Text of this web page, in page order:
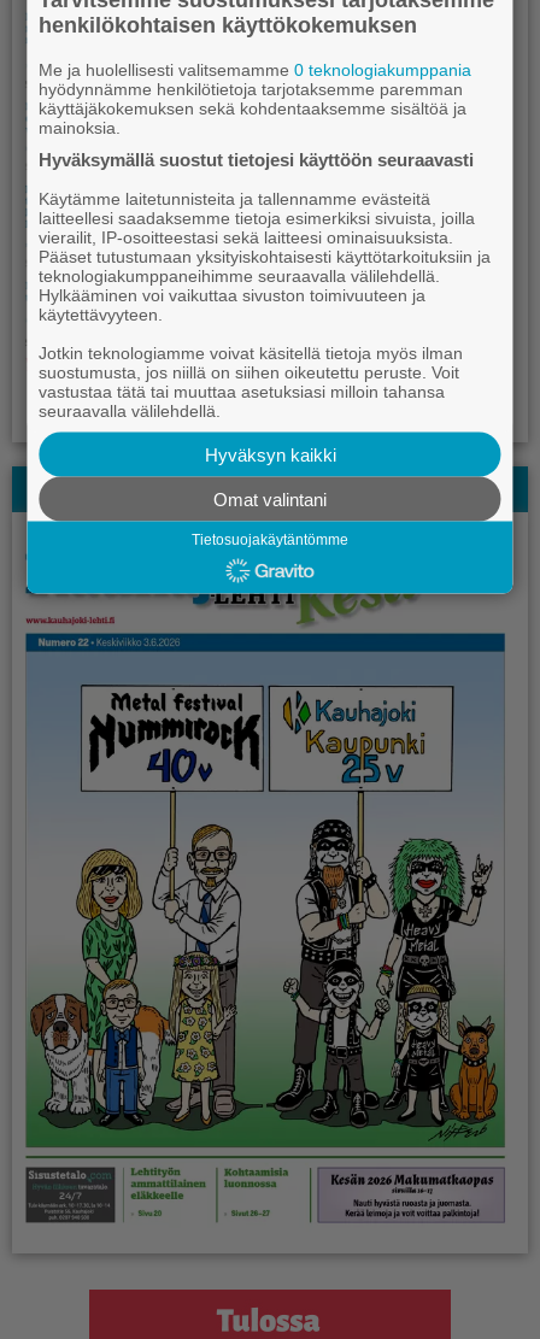
Kauhajoki-lehden Kesälehti
henkilökohtaisen käyttökokemuksen
Me ja huolellisesti valitsemamme0 teknologiakumppania
hyödynnämme henkilötietoja tarjotaksemme paremman
käyttäjäkokemuksen sekä kohdentaaksemme sisältöä ja
mainoksia.
Hyväksymällä suostut tietojesi käyttöön seuraavasti
Käytämme laitetunnisteita ja tallennamme evästeitä
laitteellesi saadaksemme tietoja esimerkiksi sivuista, joilla
vierailit, IP-osoitteestasi sekä laitteesi ominaisuuksista.
Pääset tutustumaan yksityiskohtaisesti käyttötarkoituksiin ja
teknologiakumppaneihimme seuraavalla välilehdellä.
Hylkääminen voi vaikuttaa sivuston toimivuuteen ja
käytettävyyteen.
Jotkin teknologiamme voivat käsitellä tietoja myös ilman
suostumusta, jos niillä on siihen oikeutettu peruste. Voit
vastustaa tätä tai muuttaa asetuksiasi milloin tahansa
seuraavalla välilehdellä.
Hyväksyn kaikki
Omat valintani
Tietosuojakäytäntömme